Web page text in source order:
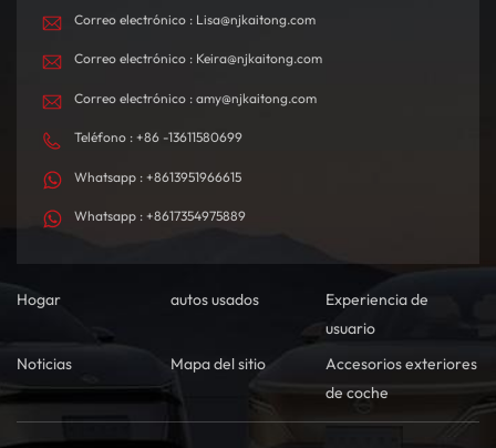
Correo electrónico : Lisa@njkaitong.com
Correo electrónico : Keira@njkaitong.com
Correo electrónico : amy@njkaitong.com
Teléfono : +86 -13611580699
Whatsapp : +8613951966615
Whatsapp : +8617354975889
Hogar autos usados
Experiencia de
usuario
Noticias
Mapa del sitio
Accesorios exteriores
de coche